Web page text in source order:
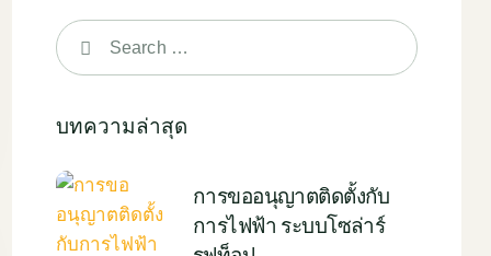
Search
for:
บทความล่าสุด
การขออนุญาตติดตั้งกับ
การไฟฟ้า ระบบโซล่าร์